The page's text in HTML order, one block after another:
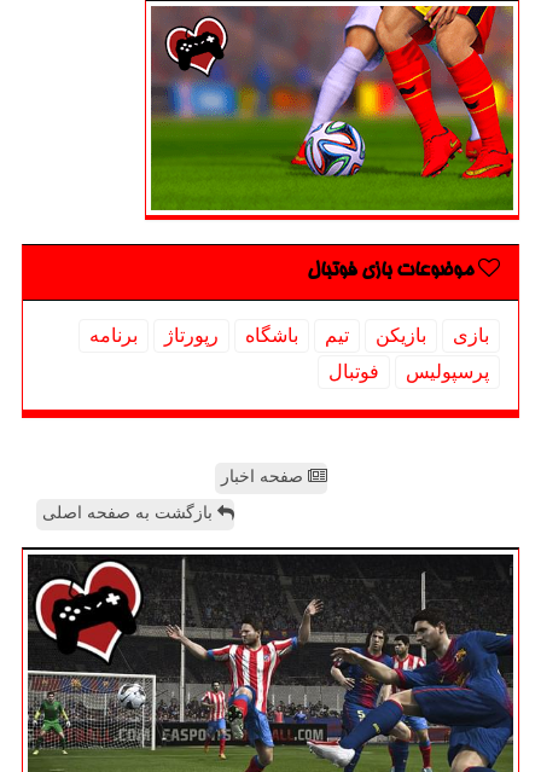
موضوعات بازی فوتبال
بازی بازیكن تیم باشگاه رپورتاژ
برنامه
پرسپولیس
فوتبال
صفحه اخبار
بازگشت به صفحه اصلی